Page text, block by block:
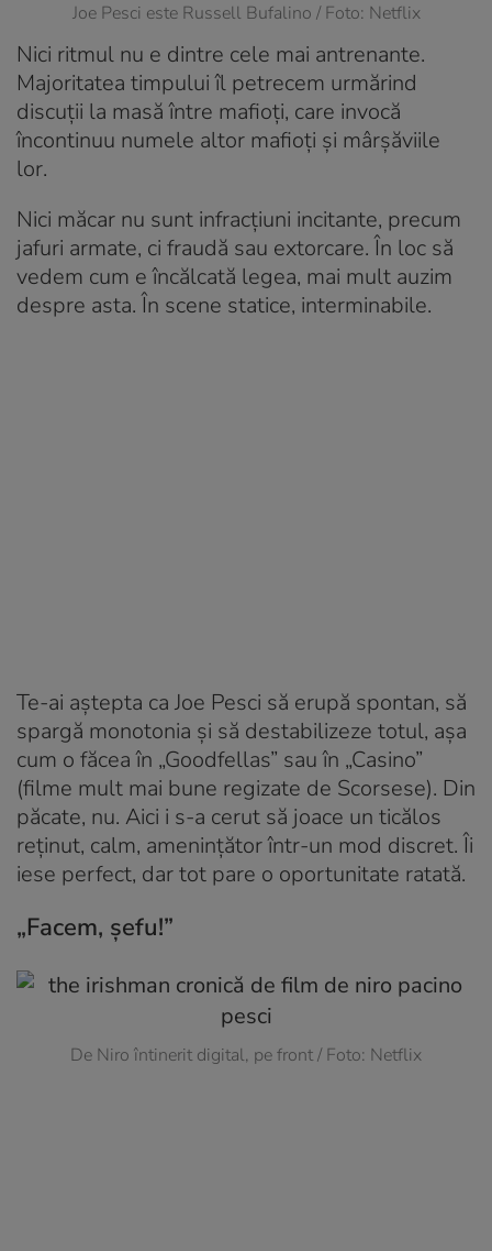
Joe Pesci este Russell Bufalino / Foto: Netflix
Nici ritmul nu e dintre cele mai antrenante.
Majoritatea timpului îl petrecem urmărind
discuții la masă între mafioți, care invocă
încontinuu numele altor mafioți și mârșăviile
lor.
Nici măcar nu sunt infracțiuni incitante, precum
jafuri armate, ci fraudă sau extorcare. În loc să
vedem cum e încălcată legea, mai mult auzim
despre asta. În scene statice, interminabile.
Te-ai aștepta ca Joe Pesci să erupă spontan, să
spargă monotonia și să destabilizeze totul, așa
cum o făcea în „Goodfellas” sau în „Casino”
(filme mult mai bune regizate de Scorsese). Din
păcate, nu. Aici i s-a cerut să joace un ticălos
reținut, calm, amenințător într-un mod discret. Îi
iese perfect, dar tot pare o oportunitate ratată.
„Facem, șefu!”
De Niro întinerit digital, pe front / Foto: Netflix